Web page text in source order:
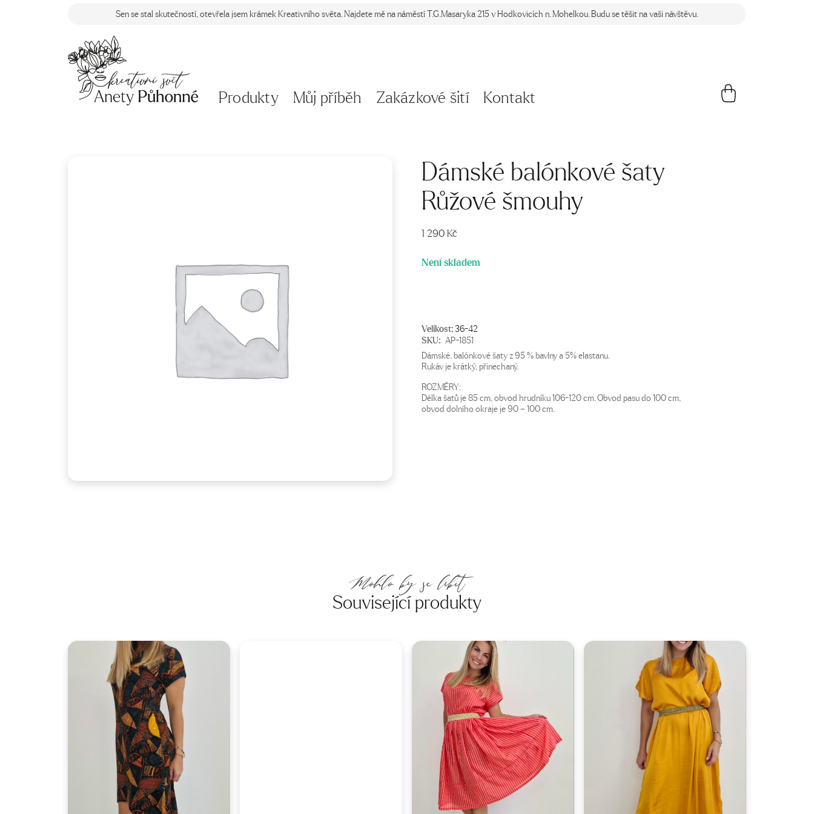
Sen se stal skutečností, otevřela jsem krámek Kreativního světa. Najdete mě na náměstí T.G.Masaryka 215 v Hodkovicích n. Mohelkou. Budu se těšit na vaši návštěvu.
Produkty Můj příběh Zakázkové šití Kontakt
Dámské balónkové šaty
Růžové šmouhy
1 290 Kč
Není skladem
Velikost:36-42
SKU: AP-1851
Dámské, balónkové šaty z 95 % bavlny a 5% elastanu.
Rukáv je krátký, přinechaný.
ROZMĚRY:
Délka šatů je 85 cm, obvod hrudníku 106-120 cm. Obvod pasu do 100 cm,
obvod dolního okraje je 90 – 100 cm.
Mohlo by se líbit
Související produkty